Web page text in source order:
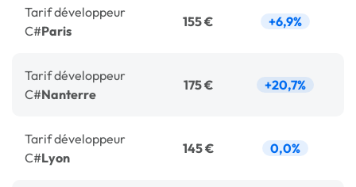
Tarifdéveloppeur
C#Paris
155 € +6,9%
Tarifdéveloppeur
C#Nanterre
175 € +20,7%
Tarifdéveloppeur
C#Lyon
145 € 0,0%